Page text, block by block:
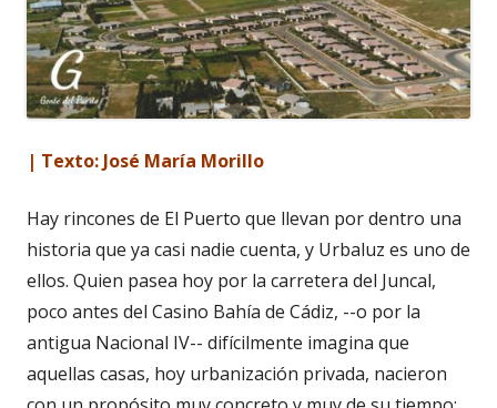
| Texto: José María Morillo
Hay rincones de El Puerto que llevan por dentro una
historia que ya casi nadie cuenta, y Urbaluz es uno de
ellos. Quien pasea hoy por la carretera del Juncal,
poco antes del Casino Bahía de Cádiz, --o por la
antigua Nacional IV-- difícilmente imagina que
aquellas casas, hoy urbanización privada, nacieron